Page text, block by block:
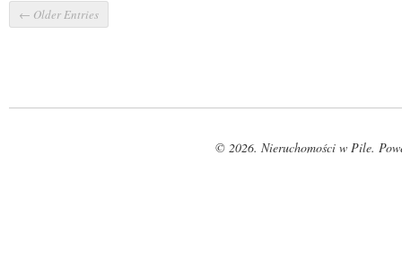
← Older Entries
© 2026. Nieruchomości w Pile.